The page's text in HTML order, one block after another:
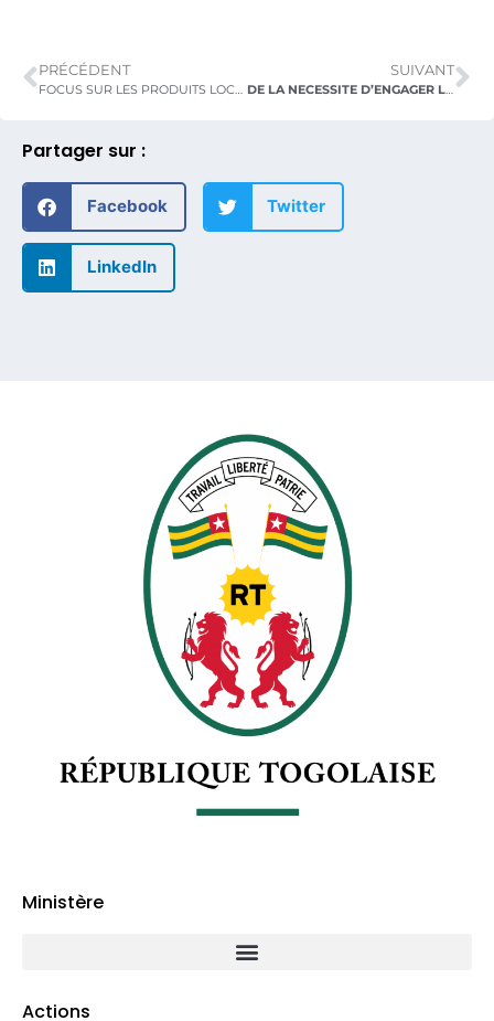
Partager sur :
Facebook Twitter
LinkedIn
PRÉCÉDENT SUIVANT
DE LA NECESSITE D’ENGAGER LES COMMUNAUTES DANS LA GESTION DES URGENCES SANITAIRES
Ministère
Actions